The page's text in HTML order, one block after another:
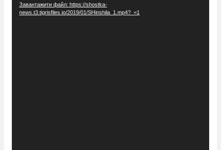
Завантажити файл: https://shostka-
news.t3.tigrisfiles.io/2019/01/SHinshila_1.mp4?_=1